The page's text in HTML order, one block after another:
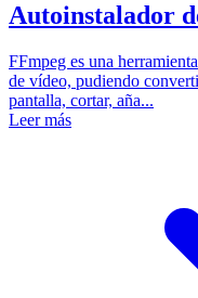
Autoinstalador
FFmpeg es una
de vídeo, pudiendo
pantalla, cortar, aña...
Leer más